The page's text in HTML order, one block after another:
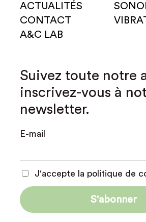
ACTUALITÉS
CONTACT
A&C LAB
Suivez toute notre
inscrivez-vous à
newsletter.
E-mail
J'accepte la politique de